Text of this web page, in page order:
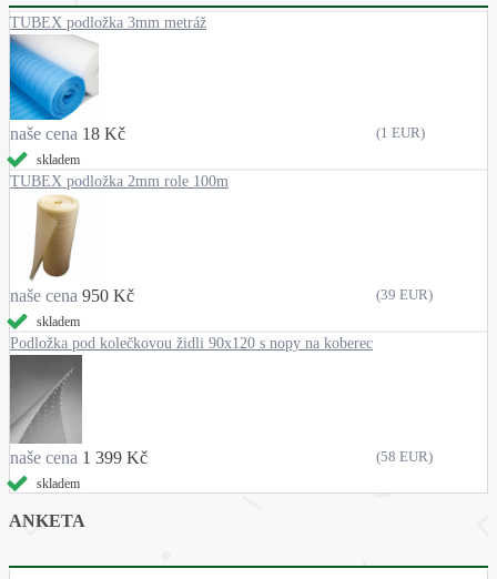
TUBEX podložka 3mm metráž
naše cena 18 Kč (1 EUR)
skladem
TUBEX podložka 2mm role 100m
naše cena 950 Kč (39 EUR)
skladem
Podložka pod kolečkovou židli 90x120 s nopy na koberec
naše cena 1 399 Kč (58 EUR)
skladem
ANKETA